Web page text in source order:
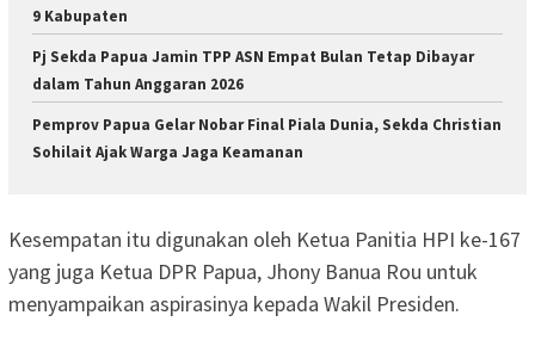
9 Kabupaten
Pj Sekda Papua Jamin TPP ASN Empat Bulan Tetap Dibayar
dalam Tahun Anggaran 2026
Pemprov Papua Gelar Nobar Final Piala Dunia, Sekda Christian
Sohilait Ajak Warga Jaga Keamanan
Kesempatan itu digunakan oleh Ketua Panitia HPI ke-167
yang juga Ketua DPR Papua, Jhony Banua Rou untuk
menyampaikan aspirasinya kepada Wakil Presiden.